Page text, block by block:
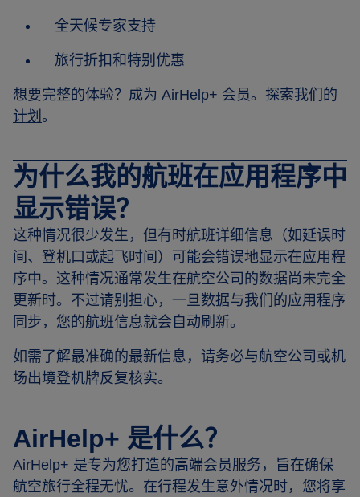
全天候专家支持
旅行折扣和特别优惠
想要完整的体验？成为 AirHelp+ 会员。探索我们的
计划 。
为什么我的航班在应用程序中
显示错误？
这种情况很少发生，但有时航班详细信息（如延误时
间、登机口或起飞时间）可能会错误地显示在应用程
序中。这种情况通常发生在航空公司的数据尚未完全
更新时。不过请别担心，一旦数据与我们的应用程序
同步，您的航班信息就会自动刷新。
如需了解最准确的最新信息，请务必与航空公司或机
场出境登机牌反复核实。
AirHelp+ 是什么？
AirHelp+ 是专为您打造的高端会员服务，旨在确保
航空旅行全程无忧。在行程发生意外情况时，您将享